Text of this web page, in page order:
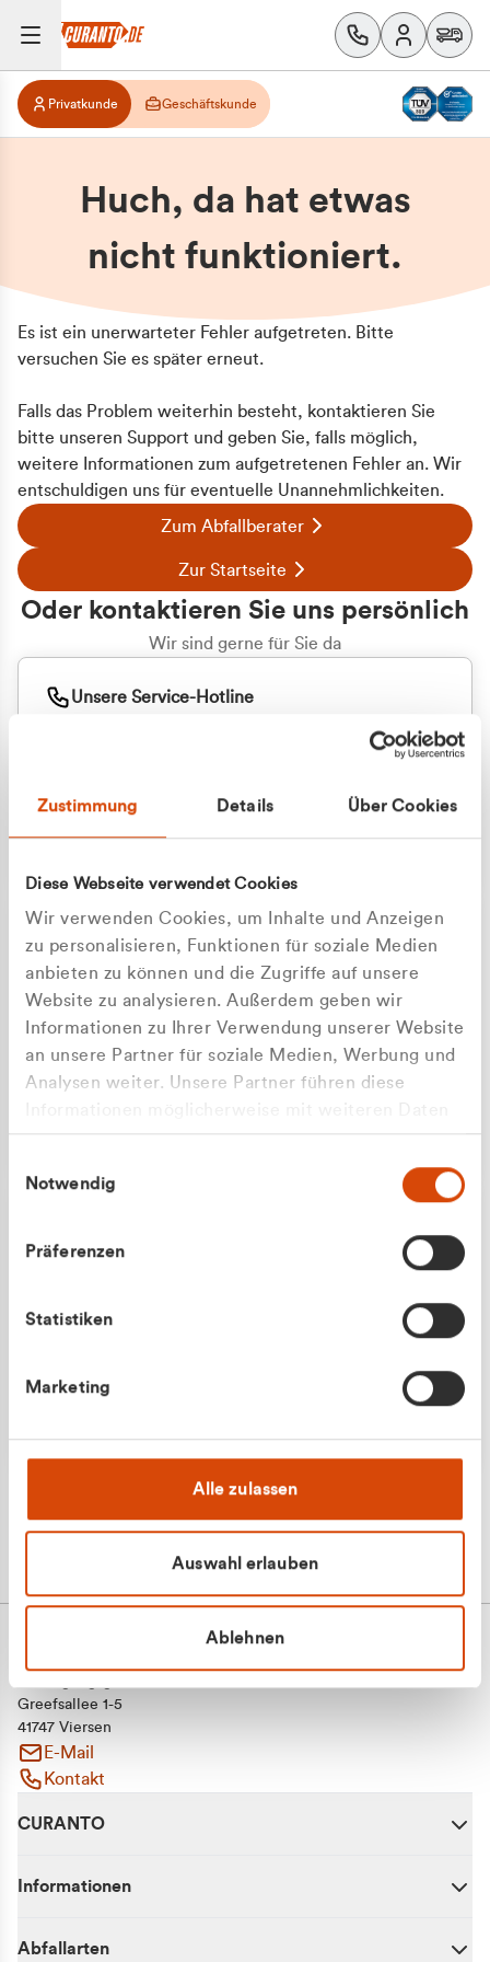
Zustimmung Details Über Cookies
Diese Webseite verwendet Cookies
Wir verwenden Cookies, um Inhalte und Anzeigen
zu personalisieren, Funktionen für soziale Medien
anbieten zu können und die Zugriffe auf unsere
Website zu analysieren. Außerdem geben wir
Informationen zu Ihrer Verwendung unserer Website
an unsere Partner für soziale Medien, Werbung und
Analysen weiter. Unsere Partner führen diese
zusammen, die Sie ihnen bereitgestellt haben oder
gesammelt haben.
Notwendig
Präferenzen
Statistiken
Marketing
Alle zulassen
Auswahl erlauben
Ablehnen
Zu welcher Kundengruppe
Privatkunde Geschäftskunde
Huch, da hat etwas
nicht funktioniert.
Es ist ein unerwarteter Fehler aufgetreten. Bitte
versuchen Sie es später erneut.
Falls das Problem weiterhin besteht, kontaktieren Sie
bitte unseren Support und geben Sie, falls möglich,
weitere Informationen zum aufgetretenen Fehler an. Wir
entschuldigen uns für eventuelle Unannehmlichkeiten.
Zum Abfallberater
Zur Startseite
Oder kontaktieren Sie uns persönlich
Wir sind gerne für Sie da
Unsere Service-Hotline
+49 177 8376058
Apilash Balanesan
Greefsallee 1-5
41747 Viersen
E-Mail
Kontakt
CURANTO
Informationen
Abfallarten